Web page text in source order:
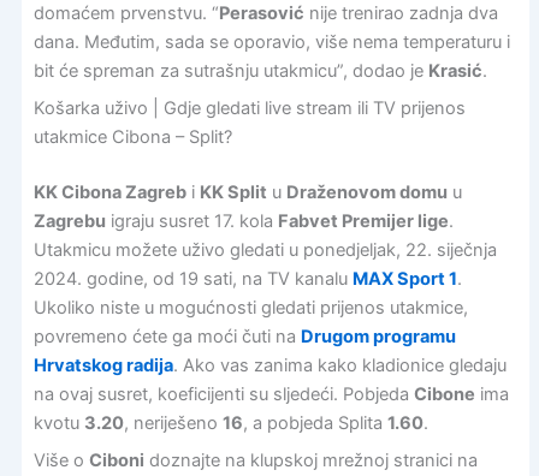
domaćem prvenstvu. “Perasović nije trenirao zadnja dva
dana. Međutim, sada se oporavio, više nema temperaturu i
bit će spreman za sutrašnju utakmicu”, dodao je Krasić.
Košarka uživo | Gdje gledati live stream ili TV prijenos
utakmice Cibona – Split?
KK Cibona Zagrebi KK Split u Draženovom domu u
Zagrebu igraju susret 17. kola Fabvet Premijer lige.
Utakmicu možete uživo gledati u ponedjeljak, 22. siječnja
2024. godine, od 19 sati, na TV kanalu MAX Sport 1.
Ukoliko niste u mogućnosti gledati prijenos utakmice,
povremeno ćete ga moći čuti na Drugom programu
Hrvatskog radija. Ako vas zanima kako kladionice gledaju
na ovaj susret, koeficijenti su sljedeći. Pobjeda Cibone ima
kvotu 3.20, neriješeno 16, a pobjeda Splita 1.60.
Više o Ciboni doznajte na klupskoj mrežnoj stranici na